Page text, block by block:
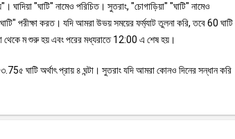
ঘাদিয়া "ঘাটি" নামেও পরিচিত। সুতরাং, "চোগাড়িয়া" "ঘাটি" নামেও
পরীক্ষা করত। যদি আমরা উভয় সময়ের ফর্ম্যাট তুলনা করি, তবে 60 ঘাটি
থেকে ম শুরু হয় এবং পরের মধ্যরাতে 12:00 এ শেষ হয়।
ঘাটি অর্থাৎ প্রায় ৪ ঘন্টা। সুতরাং যদি আমরা কোনও দিনের সন্ধান করি